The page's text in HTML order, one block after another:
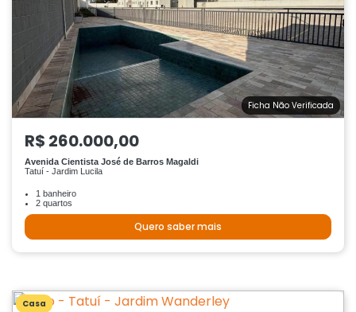
Ficha Não Verificada
R$ 260.000,00
Avenida Cientista José de Barros Magaldi
Tatuí - Jardim Lucila
1 banheiro
2 quartos
Quero saber mais
Casa